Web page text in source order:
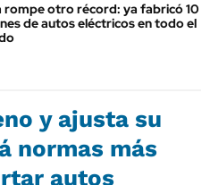
rompe otro récord: ya fabricó 10
de autos eléctricos en todo el
y ajusta su
normas más
autos